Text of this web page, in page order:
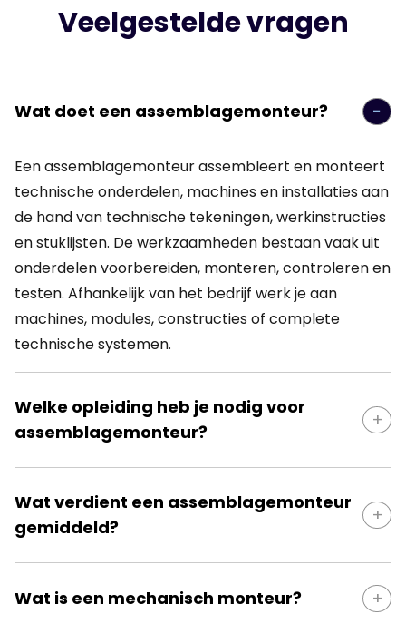
Veelgestelde vragen
Wat doet een assemblagemonteur?
Een assemblagemonteur assembleert en monteert
technische onderdelen, machines en installaties aan
de hand van technische tekeningen, werkinstructies
en stuklijsten. De werkzaamheden bestaan vaak uit
onderdelen voorbereiden, monteren, controleren en
testen. Afhankelijk van het bedrijf werk je aan
machines, modules, constructies of complete
technische systemen.
Welke opleiding heb je nodig voor
assemblagemonteur?
technische mbo-opleiding nodig, bijvoorbeeld in
mechatronica, werktuigbouwkunde, elektrotechniek
gereedschap en technische tekeningen helpt. Soms
kun je instromen via een bbl-traject, praktijkervaring
Wat verdient een assemblagemonteur
gemiddeld?
€2.300 en €3.500 bruto per maand, afhankelijk van
Wat is een mechanisch monteur?